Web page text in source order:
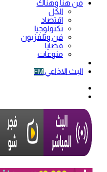
من هنا وهناك
الكل
اقتصاد
تكنولوجيا
فن وتلفزيون
قضايا
منوعات
البث الاذاعي FM